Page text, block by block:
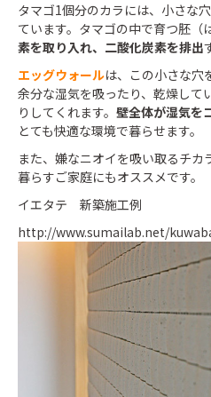
タマゴ1個分のカラには、小さな
ています。タマゴの中で育つ胚（
素を取り入れ、二酸化炭素を排出
エッグウォールは、この小さな穴
余分な湿気を吸ったり、乾燥して
りしてくれます。 壁全体が湿気を
とても快適な環境で暮らせます。
また、嫌なニオイを吸い取るチカ
暮らすご家庭にもオススメです。
イエタテ 新築施工例
http://www.sumailab.net/